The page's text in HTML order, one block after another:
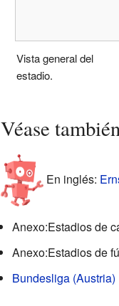
Vista general del
estadio.
Véase también
En inglés:
Anexo:Estadios de
Anexo:Estadios de
Bundesliga (Austria)